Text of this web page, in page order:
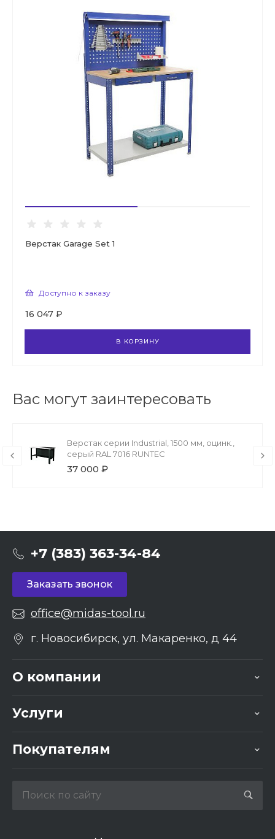
Верстак Garage Set 1
Доступно к заказу
16 047 ₽
В КОРЗИНУ
Вас могут заинтересовать
Верстак серии Industrial, 1500 мм, оцинк.,
серый RAL 7016 RUNTEC
37 000 ₽
+7 (383) 363-34-84
Заказать звонок
office@midas-tool.ru
г. Новосибирск, ул. Макаренко, д 44
О компании
Услуги
Покупателям